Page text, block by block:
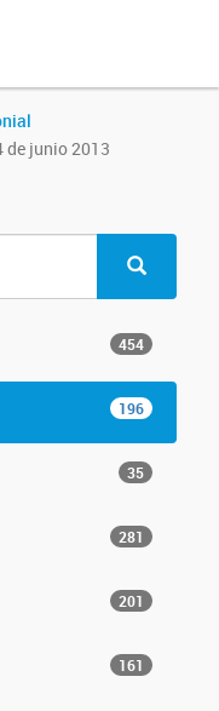
de junio 2013
454
196
35
281
201
161